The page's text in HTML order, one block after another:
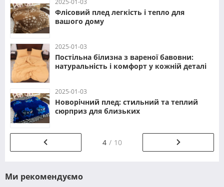
2025-01-03
Флісовий плед легкість і тепло для
вашого дому
2025-01-03
Постільна білизна з вареної бавовни:
натуральність і комфорт у кожній деталі
2025-01-03
Новорічний плед: стильний та теплий
сюрприз для близьких
4 10
Ми рекомендуємо